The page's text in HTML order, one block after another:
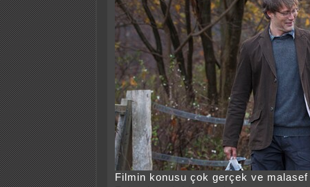
Filmin konusu çok gerçek ve malasef